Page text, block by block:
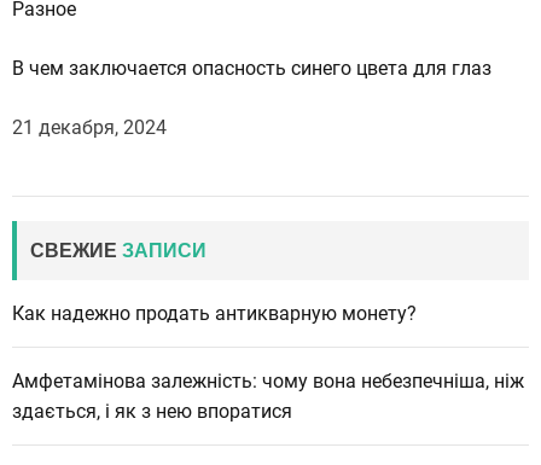
Разное
В чем заключается опасность синего цвета для глаз
21 декабря, 2024
СВЕЖИЕ ЗАПИСИ
Как надежно продать антикварную монету?
Амфетамінова залежність: чому вона небезпечніша, ніж
здається, і як з нею впоратися